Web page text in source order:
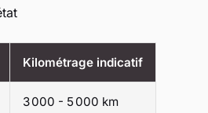
Kilométrage indicatif
3 000 - 5 000 km